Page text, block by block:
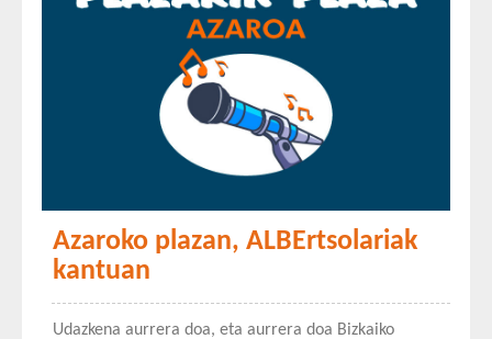
Azaroko plazan, ALBErtsolariak
kantuan
Udazkena aurrera doa, eta aurrera doa Bizkaiko